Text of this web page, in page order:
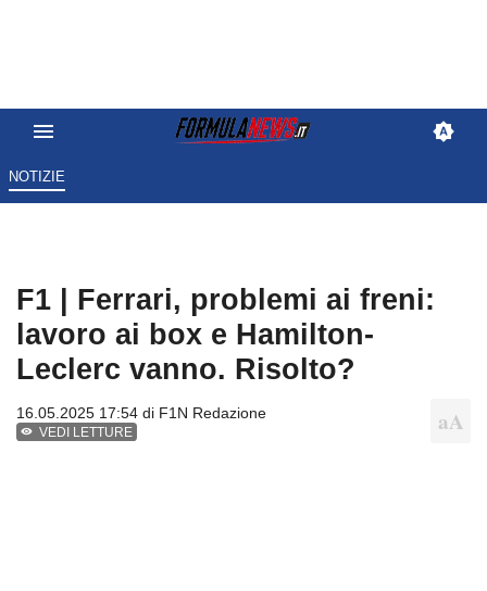
NOTIZIE
F1 | Ferrari, problemi ai freni:
lavoro ai box e Hamilton-
Leclerc vanno. Risolto?
16.05.2025 17:54 di F1N Redazione
VEDI LETTURE